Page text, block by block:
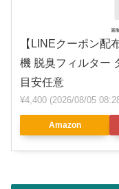
【LINEクーポン配
機 脱臭フィルター
目安任意
¥4,400 (2026/08/05
Amazon